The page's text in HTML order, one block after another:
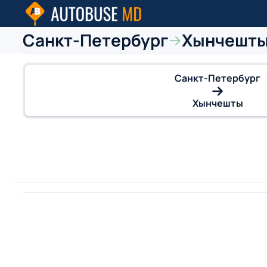
Санкт-Петербург→
Санкт-Петербург
Хынчешты